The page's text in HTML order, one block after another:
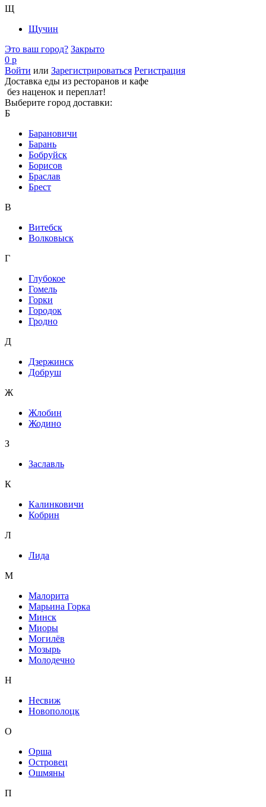
Щ
Щучин
Это ваш город? Закрыто
0 р
Войти или Зарегистрироваться Регистрация
Доставка еды из ресторанов и кафе
без наценок и переплат!
Выберите город доставки:
Б
Барановичи
Барань
Бобруйск
Борисов
Браслав
Брест
В
Витебск
Волковыск
Г
Глубокое
Гомель
Горки
Городок
Гродно
Д
Дзержинск
Добруш
Ж
Жлобин
Жодино
З
Заславль
К
Калинковичи
Кобрин
Л
Лида
М
Малорита
Марьина Горка
Минск
Миоры
Могилёв
Мозырь
Молодечно
Н
Несвиж
Новополоцк
О
Орша
Островец
Ошмяны
П